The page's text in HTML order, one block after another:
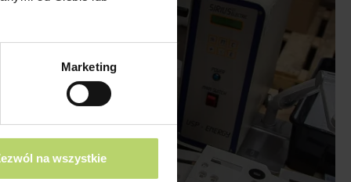
Marketing
na wszystkie